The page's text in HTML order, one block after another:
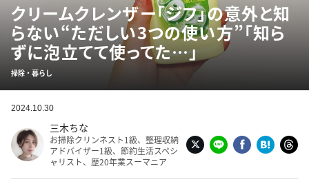
クリームクレンザー「ジフ」の意外と知
らない“ただしい3つの使い方”「知ら
ずに泡立てて使ってた…」
掃除・暮らし
2024.10.30
三木ちな
お掃除クリンネスト1級、整理収納
アドバイザー1級、節約生活スペシ
ャリスト、歴20年業スーマニア